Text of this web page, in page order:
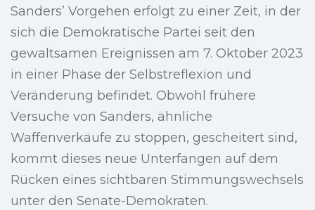
Sanders’ Vorgehen erfolgt zu einer Zeit, in der
sich die Demokratische Partei seit den
gewaltsamen Ereignissen am 7. Oktober 2023
in einer Phase der Selbstreflexion und
Veränderung befindet. Obwohl frühere
Versuche von Sanders, ähnliche
Waffenverkäufe zu stoppen, gescheitert sind,
kommt dieses neue Unterfangen auf dem
Rücken eines sichtbaren Stimmungswechsels
unter den Senate-Demokraten.